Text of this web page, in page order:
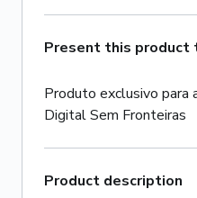
Present this
Produto exclusivo para
Digital Sem Fronteiras
Product description